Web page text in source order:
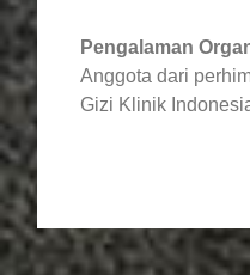
Pengalaman
Anggota dari
Gizi Klinik